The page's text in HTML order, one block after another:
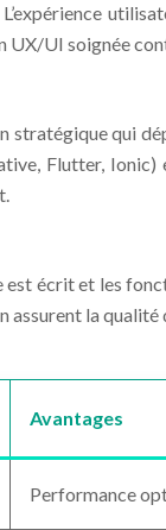
UI soignée
stratégique qui
Flutter,
est écrit et les
assurent la
Avantages
Performance